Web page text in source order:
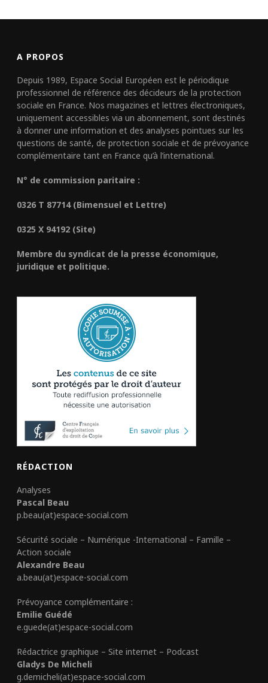
A PROPOS
Depuis 1989, Espace Social Européen est le périodique
professionnel de référence des décideurs de la protection
sociale en France. Nos magazines et lettres électroniques,
uniquement accessibles via un abonnement, sont destinés
à donner une information et des analyses pointues sur les
questions de santé, de protection sociale et de prévoyance
complémentaire tant en France qu’à l’international.
N° de commission paritaire :
0326 T 87714 (Bimensuel et Lettre)
0325 X 94192 (Site)
Membre du syndicat de la presse économique,
juridique et politique.
RÉDACTION
Analyses
Pascal Beau
p.beau(at)espace-social.com
Sécurité sociale – Numérique -International – Famille –
Action sociale
Alexandre Beau
a.beau(at)espace-social.com
Prévoyance complémentaire :
Emilie Guédé
e.guede(at)espace-social.com
Rédactrice graphique – Site internet – Podcast
Gladys De Micheli
g.demicheli(at)espace-social.com